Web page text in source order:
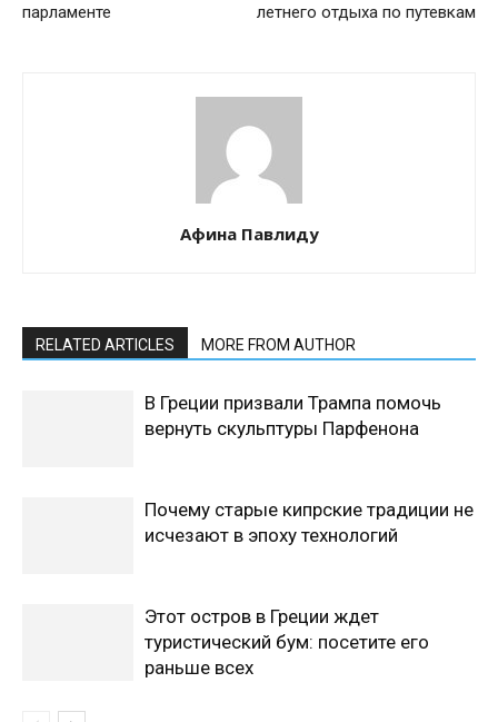
парламенте
летнего отдыха по путевкам
Афина Павлиду
RELATED ARTICLES MORE FROM AUTHOR
В Греции призвали Трампа помочь
вернуть скульптуры Парфенона
Почему старые кипрские традиции не
исчезают в эпоху технологий
Этот остров в Греции ждет
туристический бум: посетите его
раньше всех